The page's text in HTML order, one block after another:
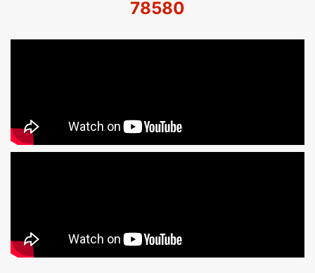
78580